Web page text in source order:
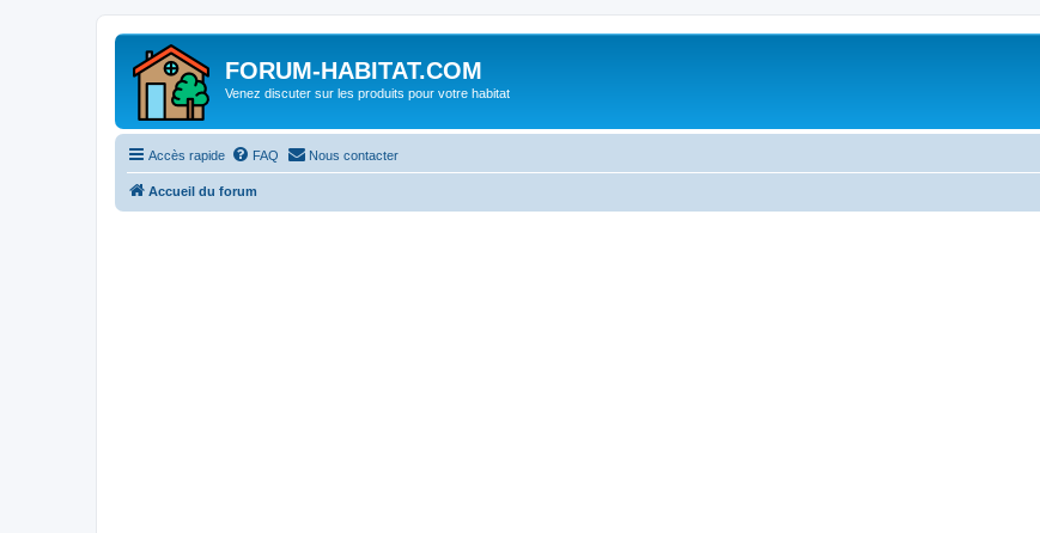
FORUM-HABITAT.COM
Venez discuter sur les produits pour votre habitat
Accès rapide FAQ Nous contacter
Accueil du forum